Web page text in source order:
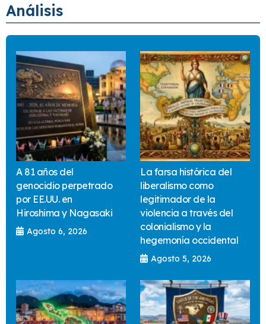
Análisis
A 81 años del
genocidio perpetrado
por EE.UU. en
Hiroshima y Nagasaki
Agosto 6, 2026
La farsa histórica del
liberalismo como
legitimador de la
violencia a través del
colonialismo y la
hegemonía occidental
Agosto 5, 2026